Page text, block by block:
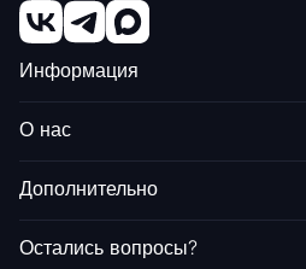
Информация
О нас
Дополнительно
Остались вопросы?